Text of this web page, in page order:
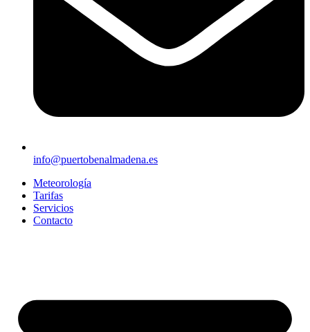
info@puertobenalmadena.es
Meteorología
Tarifas
Servicios
Contacto